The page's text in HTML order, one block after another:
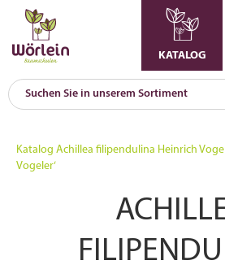
KATALOG
Katalog Achillea filipendulina Heinrich
Vogeler‘